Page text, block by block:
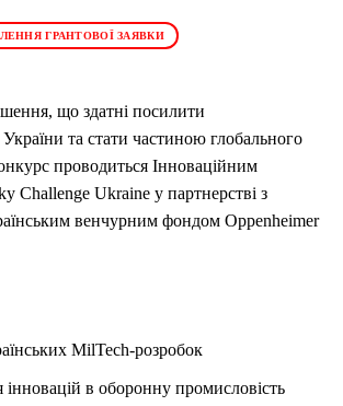
ГРАНТОВОЇ ЗАЯВКИ
що здатні посилити
України та стати частиною глобального
проводиться Інноваційним
Challenge Ukraine у партнерстві з
венчурним фондом Oppenheimer
MilTech-розробок
в оборонну промисловість